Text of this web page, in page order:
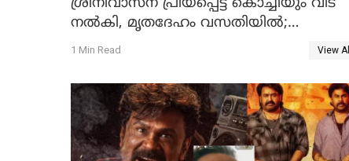
നൽകി, മൃതദേഹം വസതിയിൽ;
സംസ്കാരം നാളെ
1 Min Read View All